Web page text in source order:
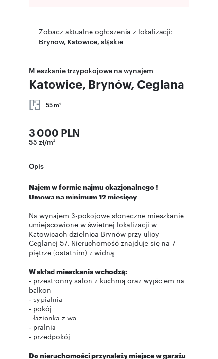
Zobacz aktualne ogłoszenia z lokalizacji:
Brynów, Katowice, śląskie
Mieszkanie trzypokojowe na wynajem
Katowice, Brynów, Ceglana
55 m2
3 000 PLN
55 zł/m2
Opis
Najem w formie najmu okazjonalnego !
Umowa na minimum 12 miesięcy
Na wynajem 3-pokojowe słoneczne mieszkanie
umiejscowione w świetnej lokalizacji w
Katowicach dzielnica Brynów przy ulicy
Ceglanej 57. Nieruchomość znajduje się na 7
piętrze (ostatnim) z widną
W skład mieszkania wchodzą:
- przestronny salon z kuchnią oraz wyjściem na
balkon
- sypialnia
- pokój
- łazienka z wc
- pralnia
- przedpokój
Do nieruchomości przynależy miejsce w garażu